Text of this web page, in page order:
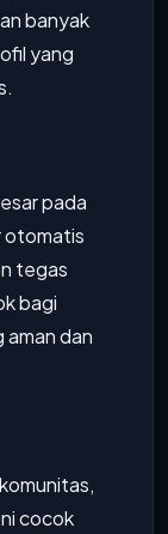
banyak
yang
pada
otomatis
tegas
bagi
aman dan
cocok